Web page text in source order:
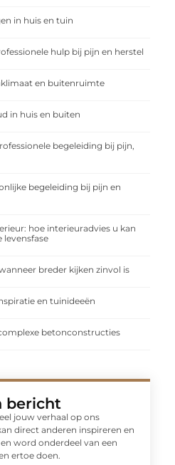
in huis en tuin
hulp bij pijn en herstel
en buitenruimte
in huis en buiten
begeleiding bij pijn,
begeleiding bij pijn en
hoe interieuradvies u kan
levensfase
breder kijken zinvol is
en tuinideeën
betonconstructies
bericht
jouw verhaal op ons
direct anderen inspireren en
word onderdeel van een
ertoe doen.